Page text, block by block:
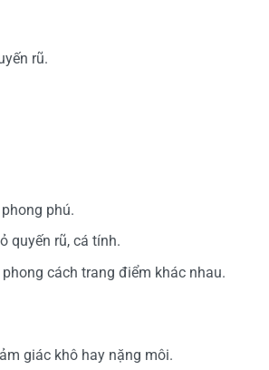
rũ.
phú.
quyến rũ, cá tính.
cách trang điểm khác nhau.
giác khô hay nặng môi.